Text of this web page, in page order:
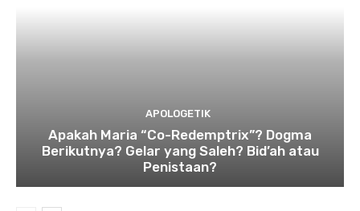
APOLOGETIK
Apakah Maria “Co-Redemptrix”? Dogma
Berikutnya? Gelar yang Saleh? Bid’ah atau
Penistaan?